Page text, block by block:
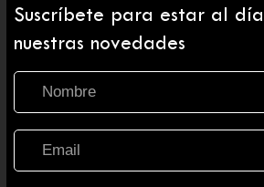
Suscríbete para estar al
nuestras novedades